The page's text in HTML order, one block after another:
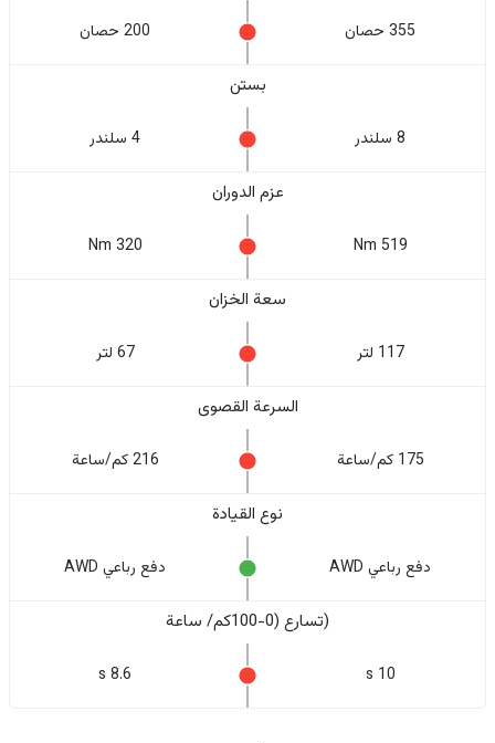
355 حصان 200 حصان
بستن
8 سلندر 4 سلندر
عزم الدوران
519 Nm
320 Nm
سعة الخزان
117 لتر 67 لتر
السرعة القصوى
175 كم/ساعة 216 كم/ساعة
نوع القيادة
دفع رباعي AWD دفع رباعي AWD
(تسارع (0-100كم/ ساعة
10 s
8.6 s